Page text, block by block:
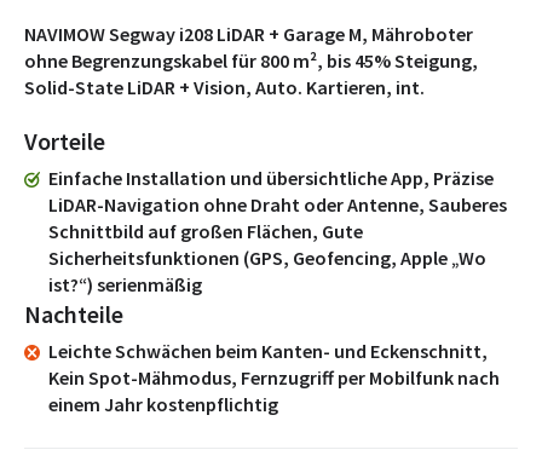
NAVIMOW Segway i208 LiDAR + Garage M, Mähroboter
ohne Begrenzungskabel für 800 m², bis 45% Steigung,
Solid-State LiDAR + Vision, Auto. Kartieren, int.
Vorteile
Einfache Installation und übersichtliche App, Präzise
LiDAR-Navigation ohne Draht oder Antenne, Sauberes
Schnittbild auf großen Flächen, Gute
Sicherheitsfunktionen (GPS, Geofencing, Apple „Wo
ist?“) serienmäßig
Nachteile
Leichte Schwächen beim Kanten- und Eckenschnitt,
Kein Spot-Mähmodus, Fernzugriff per Mobilfunk nach
einem Jahr kostenpflichtig